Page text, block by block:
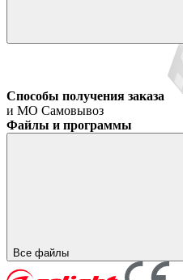
Способы получения заказа
и МО Самовывоз
Файлы и программы
Все файлы